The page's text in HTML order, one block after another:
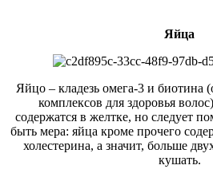
Яйца
Яйцо – кладезь омега-3 и биотина
комплексов для здоровья
содержатся в желтке, но следует
быть мера: яйца кроме прочего
холестерина, а значит, больше
кушать.